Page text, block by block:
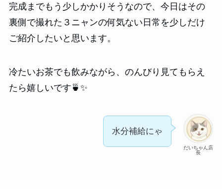
完成までもう少しかかりそうなので、今日はその
裏側で撮れた３ニャンの何気ない日常を少しだけ
ご紹介したいと思います。
冷たいお茶でも飲みながら、のんびり見てもらえ
たら嬉しいです🍵✨
だいちゃん店
長
水分補給にゃ